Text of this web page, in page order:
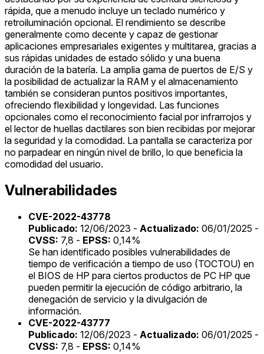
rápida, que a menudo incluye un teclado numérico y
retroiluminación opcional. El rendimiento se describe
generalmente como decente y capaz de gestionar
aplicaciones empresariales exigentes y multitarea, gracias a
sus rápidas unidades de estado sólido y una buena
duración de la batería. La amplia gama de puertos de E/S y
la posibilidad de actualizar la RAM y el almacenamiento
también se consideran puntos positivos importantes,
ofreciendo flexibilidad y longevidad. Las funciones
opcionales como el reconocimiento facial por infrarrojos y
el lector de huellas dactilares son bien recibidas por mejorar
la seguridad y la comodidad. La pantalla se caracteriza por
no parpadear en ningún nivel de brillo, lo que beneficia la
comodidad del usuario.
Vulnerabilidades
CVE-2022-43778
Publicado: 12/06/2023 - Actualizado: 06/01/2025 -
CVSS: 7,8 - EPSS: 0,14%
Se han identificado posibles vulnerabilidades de
tiempo de verificación a tiempo de uso (TOCTOU) en
el BIOS de HP para ciertos productos de PC HP que
pueden permitir la ejecución de código arbitrario, la
denegación de servicio y la divulgación de
información.
CVE-2022-43777
Publicado: 12/06/2023 - Actualizado: 06/01/2025 -
CVSS: 7,8 - EPSS: 0,14%